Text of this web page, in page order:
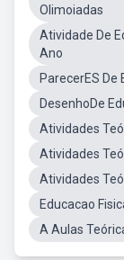
Olimoiadas
Atividade De
Ano
ParecerES De
DesenhoDe
Atividades
Atividades
Atividades
Educacao
A Aulas